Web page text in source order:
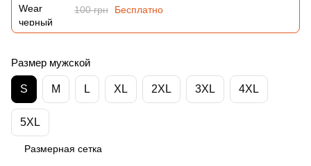
100 грн
Бесплатно
Размер мужской
S M L XL 2XL 3XL 4XL
5XL
Размерная сетка